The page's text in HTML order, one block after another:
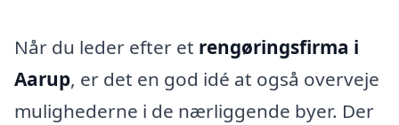
Når du leder efter et rengøringsfirma i
Aarup, er det en god idé at også overveje
mulighederne i de nærliggende byer. Der